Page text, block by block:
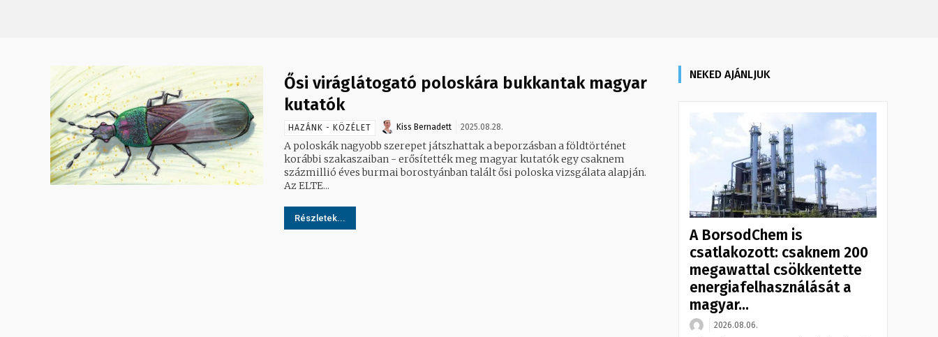
Ősi viráglátogató poloskára bukkantak magyar
kutatók
HAZÁNK - KÖZÉLET Kiss Bernadett 2025.08.28.
A poloskák nagyobb szerepet játszhattak a beporzásban a földtörténet
korábbi szakaszaiban - erősítették meg magyar kutatók egy csaknem
százmillió éves burmai borostyánban talált ősi poloska vizsgálata alapján.
Az ELTE...
Részletek...
NEKED AJÁNLJUK
A BorsodChem is
csatlakozott: csaknem 200
megawattal csökkentette
energiafelhasználását a
magyar...
2026.08.06.